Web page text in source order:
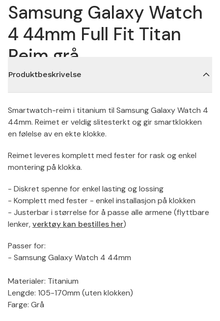
Samsung Galaxy Watch
4 44mm Full Fit Titan
Reim grå
Produktbeskrivelse
Smartwatch-reim i titanium til Samsung Galaxy Watch 4
44mm. Reimet er veldig slitesterkt og gir smartklokken
en følelse av en ekte klokke.
Reimet leveres komplett med fester for rask og enkel
montering på klokka.
- Diskret spenne for enkel lasting og lossing
- Komplett med fester - enkel installasjon på klokken
- Justerbar i størrelse for å passe alle armene (flyttbare
lenker,verktøy kan bestilles her)
Passer for:
- Samsung Galaxy Watch 4 44mm
Materialer: Titanium
Lengde: 105-170mm (uten klokken)
Farge: Grå